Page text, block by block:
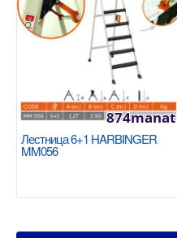
Лестница 6+1 HARBINGER
MM056
874manat